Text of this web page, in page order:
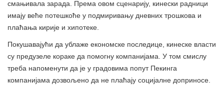
смањивала зарада. Према овом сценарију, кинески радници
имају веће потешкоће у подмиривању дневних трошкова и
плаћања кирије и хипотеке.
Покушавајући да ублаже економске последице, кинеске власти
су предузеле кораке да помогну компанијама. У том смислу
треба напоменути да је у градовима попут Пекинга
компанијама дозвољено да не плаћају социјалне доприносе.